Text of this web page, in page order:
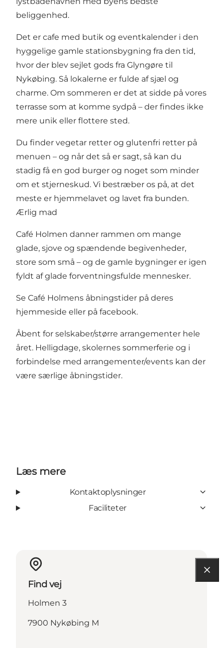
beliggenhed.
Det er cafe med butik og eventkalender i den
hyggelige gamle stationsbygning fra den tid,
hvor der blev sejlet gods fra Glyngøre til
Nykøbing. Så lokalerne er fulde af sjæl og
charme. Om sommeren er det at sidde på vores
terrasse som at komme sydpå – der findes ikke
mere unik eller flottere sted.
Du finder vegetar retter og glutenfri retter på
menuen – og når det så er sagt, så kan du
stadig få en god burger og noget som minder
om et stjerneskud. Vi bestræber os på, at det
meste er hjemmelavet og lavet fra bunden.
Ærlig mad
Café Holmen danner rammen om mange
glade, sjove og spændende begivenheder,
store som små – og de gamle bygninger er igen
fyldt af glade forventningsfulde mennesker.
Se Café Holmens åbningstider på deres
hjemmeside eller på facebook.
Åbent for selskaber/større arrangementer hele
året. Helligdage, skolernes sommerferie og i
forbindelse med arrangementer/events kan der
være særlige åbningstider.
Læs mere
Kontaktoplysninger
Faciliteter
Find vej
Holmen 3
7900 Nykøbing M